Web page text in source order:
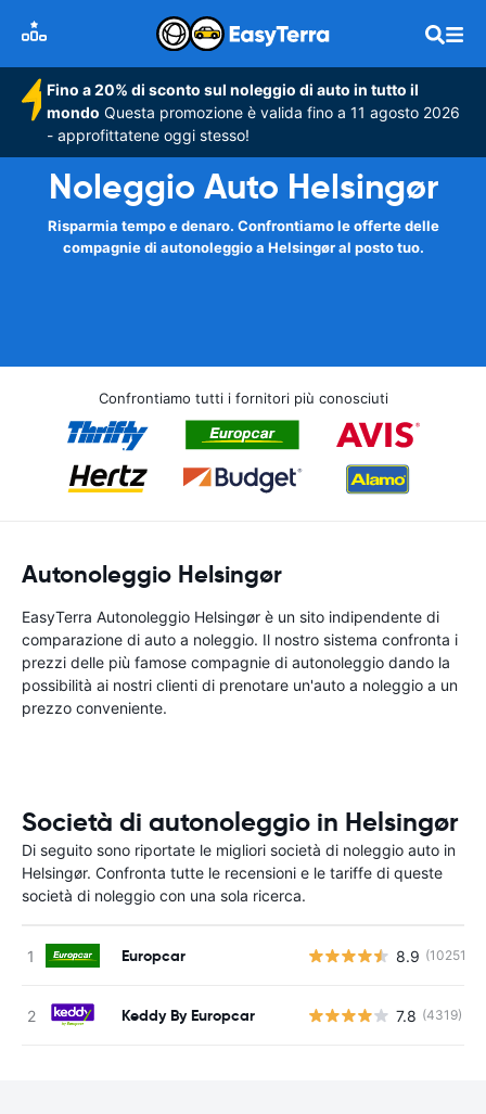
Fino a 20% di sconto sul noleggio di auto in tutto il
mondo Questa promozione è valida fino a 11 agosto 2026
- approfittatene oggi stesso!
Noleggio Auto Helsingør
Risparmia tempo e denaro. Confrontiamo le offerte delle
compagnie di autonoleggio a Helsingør al posto tuo.
Confrontiamo tutti i fornitori più conosciuti
Autonoleggio Helsingør
EasyTerra Autonoleggio Helsingør è un sito indipendente di
comparazione di auto a noleggio. Il nostro sistema confronta i
prezzi delle più famose compagnie di autonoleggio dando la
possibilità ai nostri clienti di prenotare un'auto a noleggio a un
prezzo conveniente.
Società di autonoleggio in Helsingør
Di seguito sono riportate le migliori società di noleggio auto in
Helsingør. Confronta tutte le recensioni e le tariffe di queste
società di noleggio con una sola ricerca.
Europcar 8.9 (10251)
Keddy By Europcar 7.8 (4319)